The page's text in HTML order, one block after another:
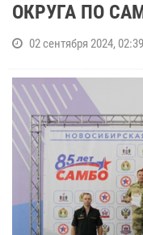
ОКРУГА ПО
02 сентября 2024, 02:39